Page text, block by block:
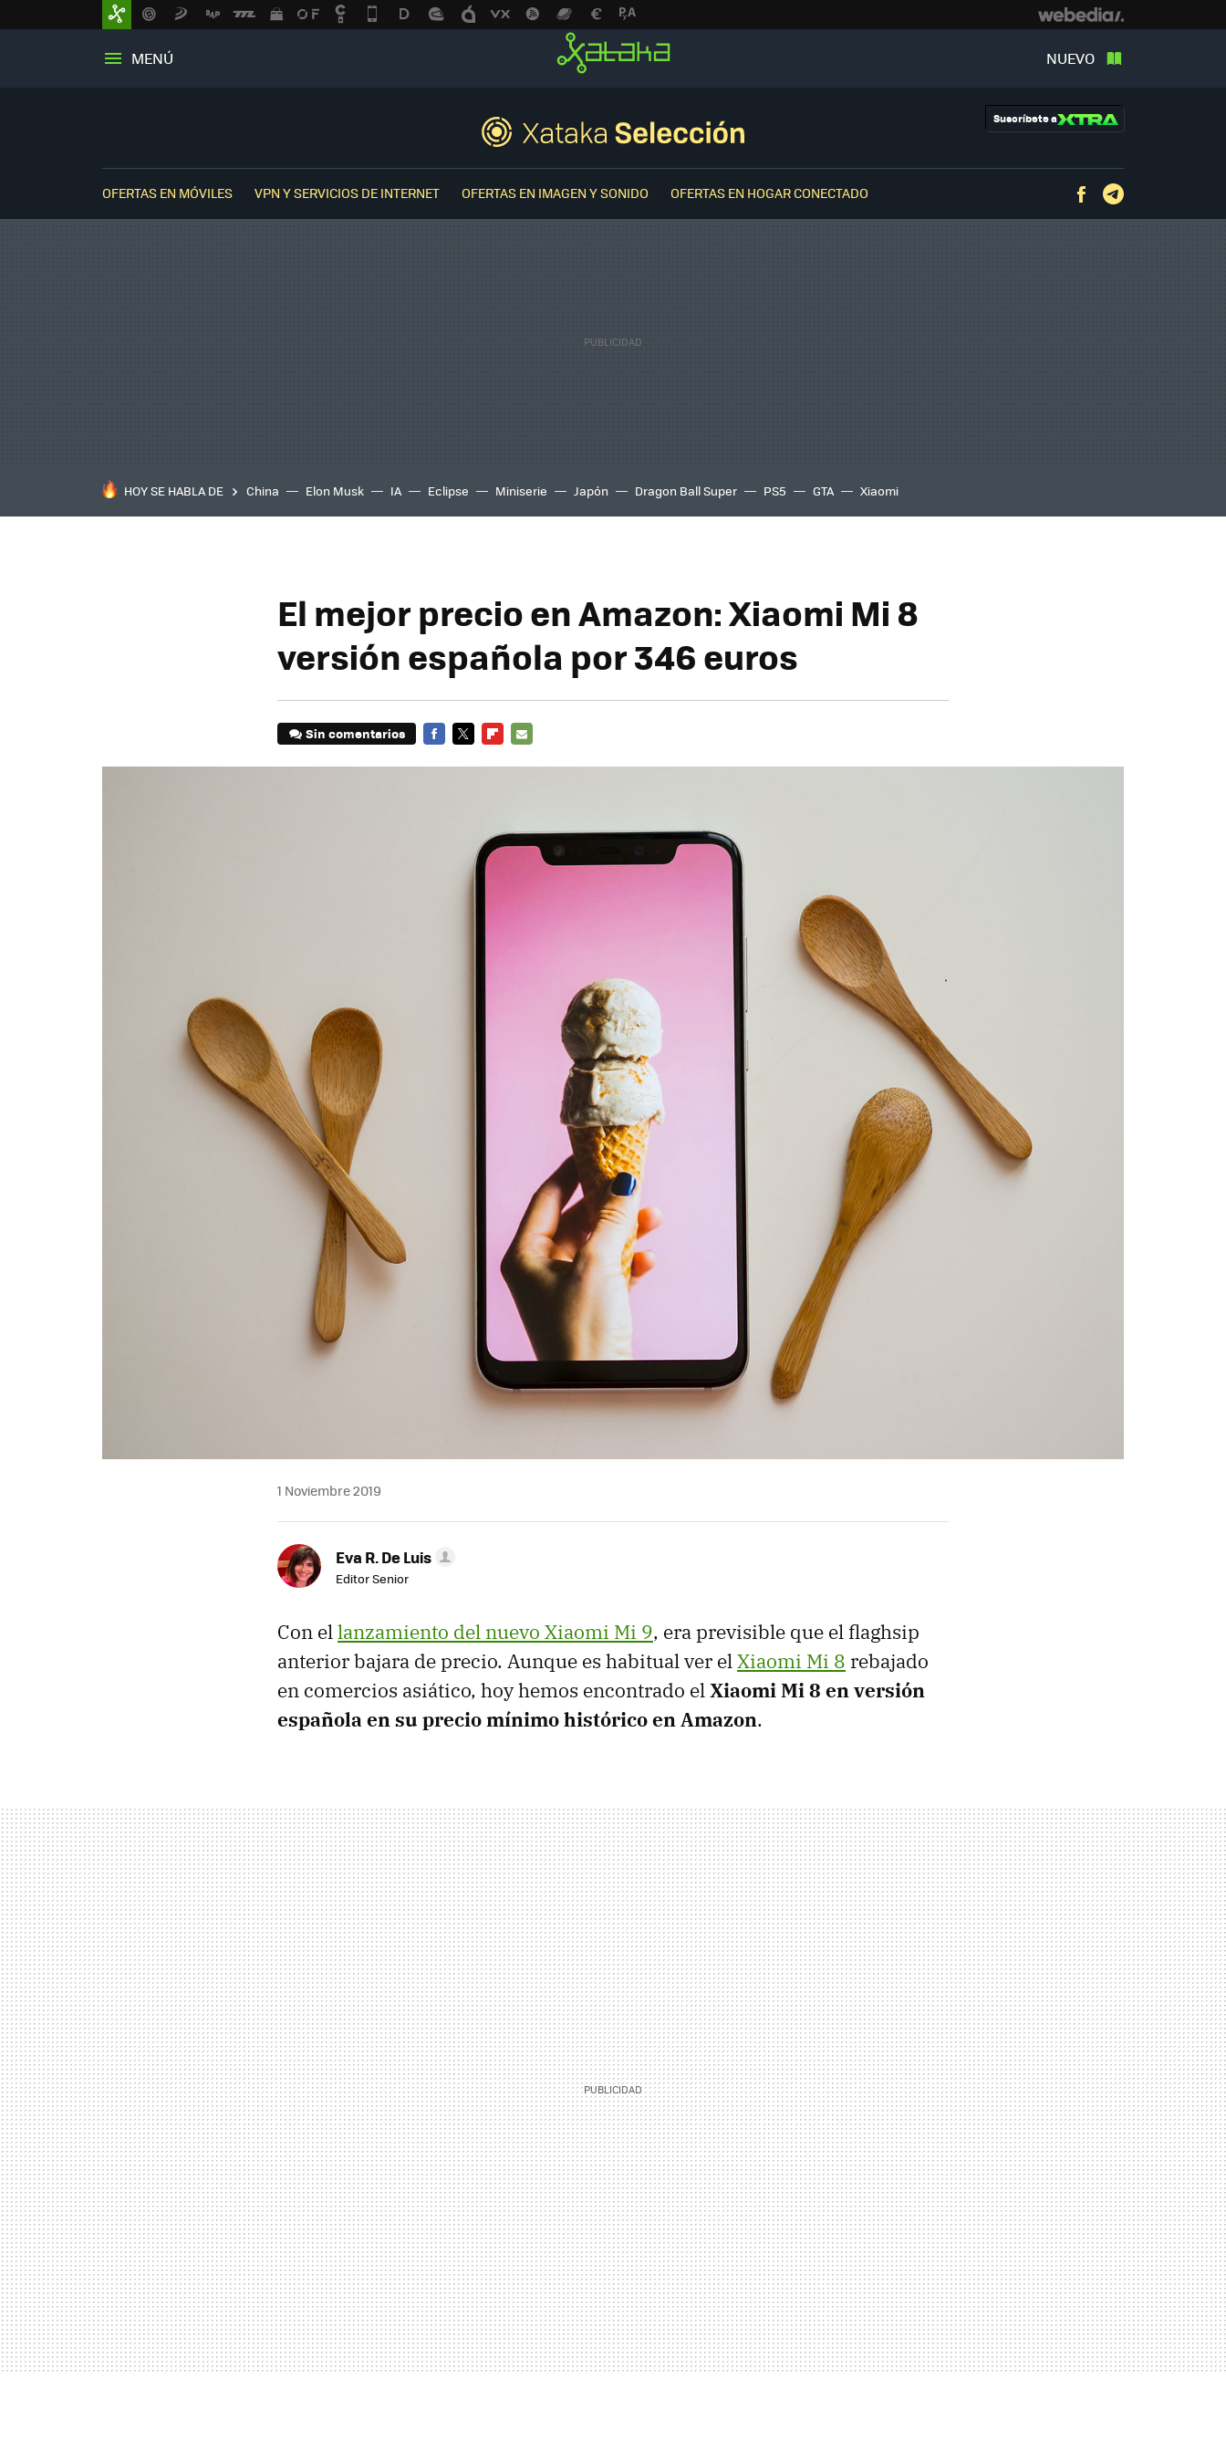
MENÚ NUEVO
Suscríbete a
OFERTAS EN MÓVILES VPN Y SERVICIOS DE INTERNET OFERTAS EN IMAGEN Y SONIDO OFERTAS EN HOGAR CONECTADO Facebook
HOY SE HABLA DE China Elon Musk IA Eclipse Miniserie Japón Dragon Ball Super PS5 GTA Xiaomi
El mejor precio en Amazon: Xiaomi Mi 8
versión española por 346 euros
Sin comentarios
1 Noviembre 2019
Eva R. De Luis
Editor Senior
Con ellanzamiento del nuevo Xiaomi Mi 9, era previsible que el flaghsip
anterior bajara de precio. Aunque es habitual ver elXiaomi Mi 8 rebajado
en comercios asiático, hoy hemos encontrado elXiaomi Mi 8 en versión
española en su precio mínimo histórico en Amazon.